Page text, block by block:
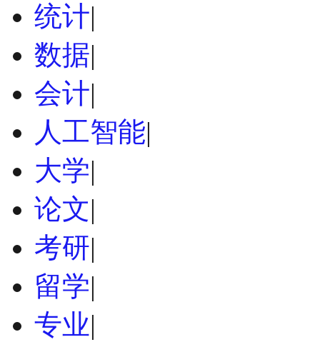
统计|
数据|
会计|
人工智能|
大学|
论文|
考研|
留学|
专业|